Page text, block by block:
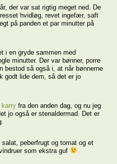
der var sat rigtig meget ned. De
hvidløg, revet ingefær, saft
på panden et par minutter på
i en gryde sammen med
minutter. Der var bønner, porre
bestod så også i, at når bønnerne
godt lide dem, så det er jo
karry fra den anden dag, og nu jeg
jo også er stenaldermad. Det er
peberfrugt og tomat og et
som ekstra guf